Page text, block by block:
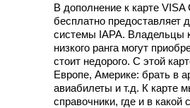
В дополнение к карте
бесплатно предоставляет
системы IAPA. Владельцы
низкого ранга могут
стоит недорого. С этой
Европе, Америке: брать в
авиабилеты и т.д. К карте
справочники, где и в какой